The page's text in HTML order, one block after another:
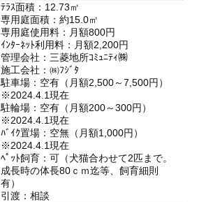
ﾃﾗｽ面積：12.73㎡
専用庭面積：約15.0㎡
専用庭使用料：月額800円
ｲﾝﾀｰﾈｯﾄ利用料：月額2,200円
管理会社：三菱地所ｺﾐｭﾆﾃｨ㈱
施工会社：㈱ﾌｼﾞﾀ
駐車場：空有（月額2,500～7,500円）
※2024.4.1現在
駐輪場：空有（月額200～300円）
※2024.4.1現在
ﾊﾞｲｸ置場：空無（月額1,000円）
※2024.4.1現在
ﾍﾟｯﾄ飼育：可（犬猫合わせて2匹まで。
成長時の体長80ｃｍ迄等、飼育細則
有）
引渡：相談